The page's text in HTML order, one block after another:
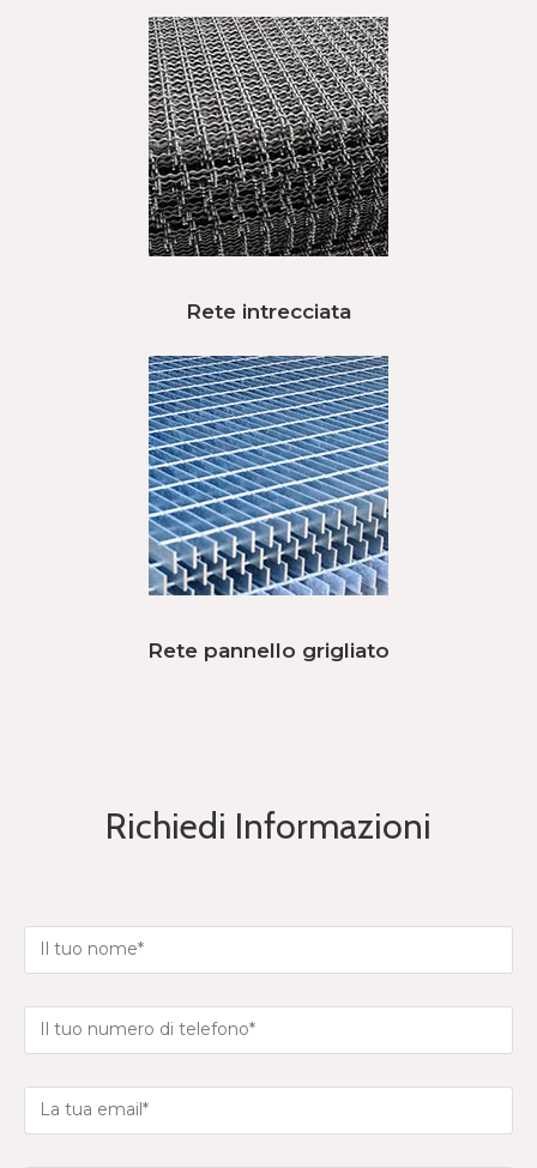
Rete intrecciata
Rete pannello grigliato
Richiedi Informazioni